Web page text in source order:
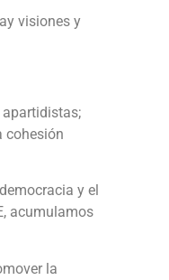
visiones y
apartidistas;
cohesión
y el
acumulamos
la